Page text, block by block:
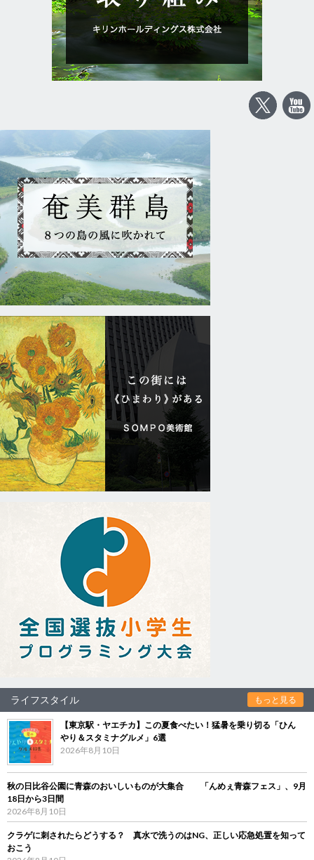
ライフスタイル もっと見る
【東京駅・ヤエチカ】この夏食べたい！猛暑を乗り切る「ひん
やり＆スタミナグルメ」6選
2026年8月10日
秋の日比谷公園に青森のおいしいものが大集合 「んめぇ青森フェス」、9月
18日から3日間
2026年8月10日
クラゲに刺されたらどうする？ 真水で洗うのはNG、正しい応急処置を知って
おこう